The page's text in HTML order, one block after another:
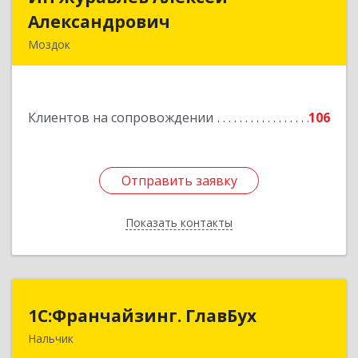
Александрович
Моздок
Клиентов на сопровождении 106
Отправить заявку
Показать контакты
Подробнее
Отправить заявку
Назад
1С:Франчайзинг. ГлавБух
Нальчик
1С:Франчайзинг. ГлавБух
360000, Кабардино-Балкарская Респ, Нальчик г,